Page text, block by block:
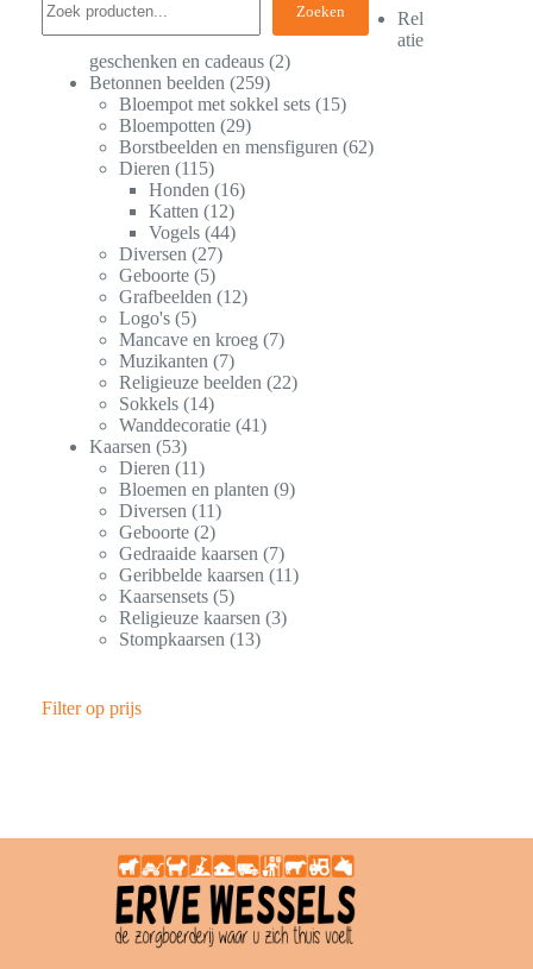
Zoeken
Rel
atie
geschenken en cadeaus 2
Betonnen beelden
259
Bloempot met sokkel sets 15
Bloempotten
29
Borstbeelden en mensfiguren 62
Dieren
115
Honden
16
Katten
12
Vogels 44
Diversen
27
Geboorte 5
Grafbeelden
12
Logo's 5
Mancave en kroeg
7
Muzikanten
7
Religieuze beelden
22
Sokkels 14
Wanddecoratie 41
Kaarsen
53
Dieren
11
Bloemen en planten 9
Diversen
11
Geboorte 2
Gedraaide kaarsen
7
Geribbelde kaarsen
11
Kaarsensets 5
Religieuze kaarsen 3
Stompkaarsen
13
Filter op prijs